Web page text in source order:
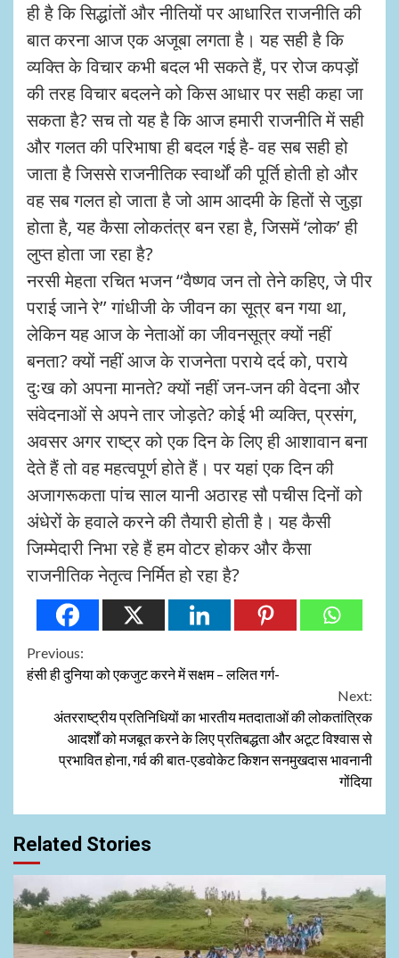
ही है कि सिद्धांतों और नीतियों पर आधारित राजनीति की
बात करना आज एक अजूबा लगता है। यह सही है कि
व्यक्ति के विचार कभी बदल भी सकते हैं, पर रोज कपड़ों
की तरह विचार बदलने को किस आधार पर सही कहा जा
सकता है? सच तो यह है कि आज हमारी राजनीति में सही
और गलत की परिभाषा ही बदल गई है- वह सब सही हो
जाता है जिससे राजनीतिक स्वार्थों की पूर्ति होती हो और
वह सब गलत हो जाता है जो आम आदमी के हितों से जुड़ा
होता है, यह कैसा लोकतंत्र बन रहा है, जिसमें ‘लोक’ ही
लुप्त होता जा रहा है?
नरसी मेहता रचित भजन ‘‘वैष्णव जन तो तेने कहिए, जे पीर
पराई जाने रे’’ गांधीजी के जीवन का सूत्र बन गया था,
लेकिन यह आज के नेताओं का जीवनसूत्र क्यों नहीं
बनता? क्यों नहीं आज के राजनेता पराये दर्द को, पराये
दुःख को अपना मानते? क्यों नहीं जन-जन की वेदना और
संवेदनाओं से अपने तार जोड़ते? कोई भी व्यक्ति, प्रसंग,
अवसर अगर राष्ट्र को एक दिन के लिए ही आशावान बना
देते हैं तो वह महत्वपूर्ण होते हैं। पर यहां एक दिन की
अजागरूकता पांच साल यानी अठारह सौ पचीस दिनों को
अंधेरों के हवाले करने की तैयारी होती है। यह कैसी
जिम्मेदारी निभा रहे हैं हम वोटर होकर और कैसा
राजनीतिक नेतृत्व निर्मित हो रहा है?
Continue
Reading
Previous:
हंसी ही दुनिया को एकजुट करने में सक्षम – ललित गर्ग-
Next:
अंतरराष्ट्रीय प्रतिनिधियों का भारतीय मतदाताओं की लोकतांत्रिक
आदर्शों को मजबूत करने के लिए प्रतिबद्धता और अटूट विश्वास से
प्रभावित होना, गर्व की बात-एडवोकेट किशन सनमुखदास भावनानी
गोंदिया
Related Stories